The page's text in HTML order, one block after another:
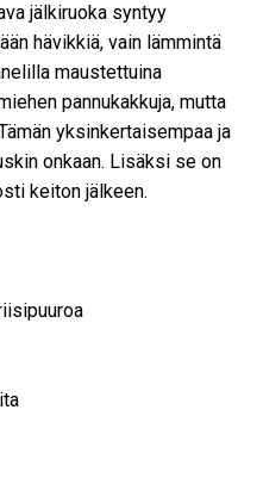
jälkiruoka syntyy
hävikkiä, vain lämmintä
maustettuina
pannukakkuja, mutta
yksinkertaisempaa ja
onkaan. Lisäksi se on
keiton jälkeen.